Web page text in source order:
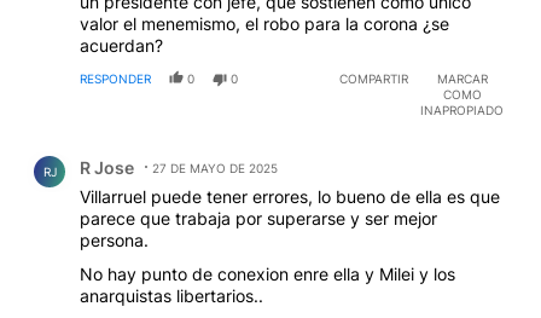
valor el menemismo, el robo para la corona ¿se
acuerdan?
RESPONDER 0 0 COMPARTIR
MARCAR
COMO
INAPROPIADO
RJ R Jose 27 DE MAYO DE 2025
Villarruel puede tener errores, lo bueno de ella es que
parece que trabaja por superarse y ser mejor
persona.
No hay punto de conexion enre ella y Milei y los
anarquistas libertarios..